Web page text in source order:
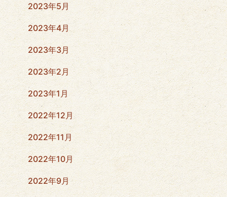
2023年5月
2023年4月
2023年3月
2023年2月
2023年1月
2022年12月
2022年11月
2022年10月
2022年9月